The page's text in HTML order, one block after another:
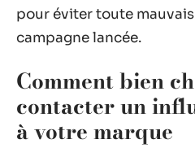
pour éviter toute
campagne lancée.
Comment bien
contacter un
à votre marque